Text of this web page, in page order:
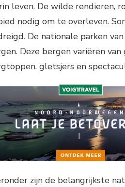
leven. De wilde rendieren,
nodig om te overleven.
De nationale parken
Deze bergen variëren
gletsjers en
zijn de belangrijkste